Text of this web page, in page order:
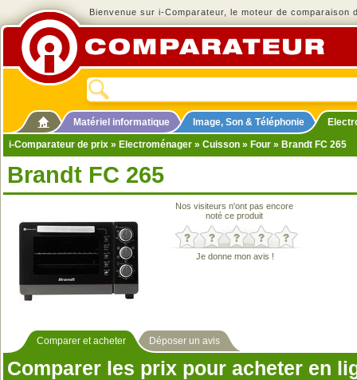
Bienvenue sur i-Comparateur, le moteur de comparaison
Matériel informatique Image, Son & Téléphonie
i-Comparateur de prix » Electroménager » Cuisson » Four » Brandt FC 265
Brandt FC 265
Nos visiteurs n'ont pas encore
noté ce produit
Je donne mon avis !
Comparer et acheter Déposer un avis
Comparer les prix pour acheter en